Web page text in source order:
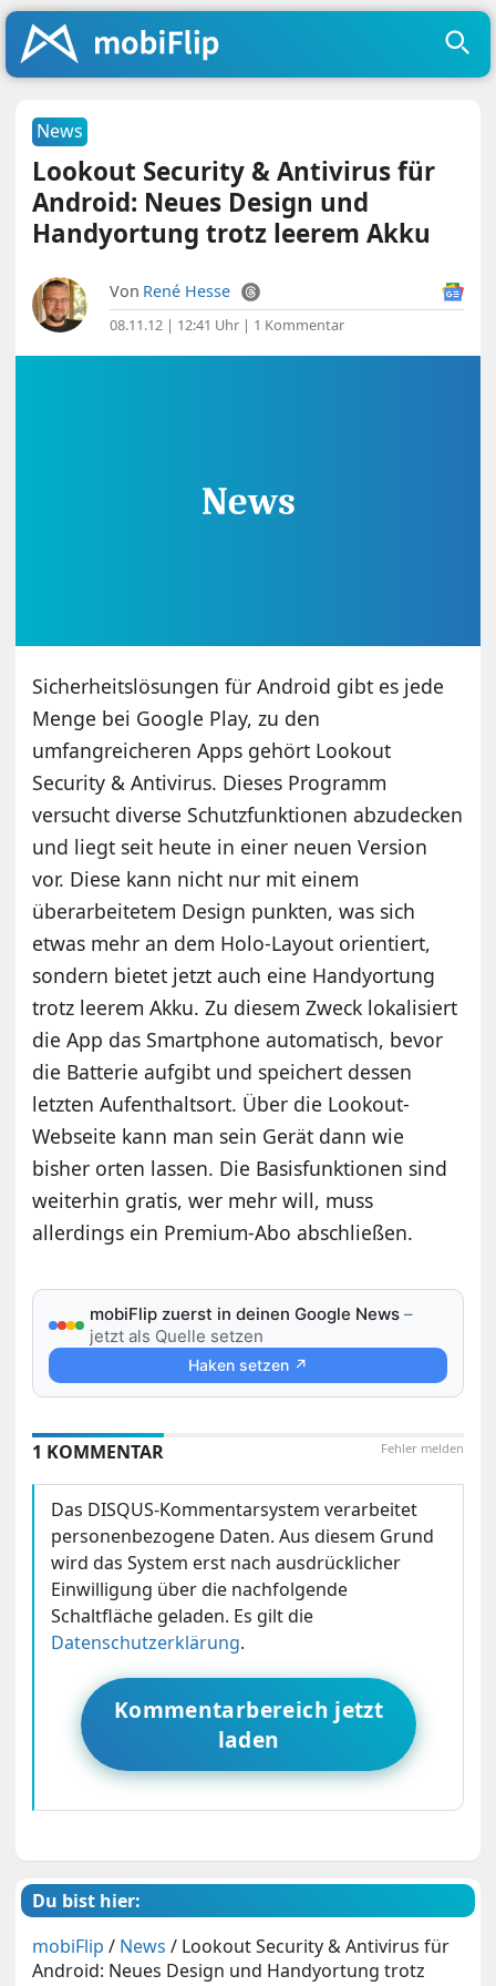
News
Lookout Security & Antivirus für
Android: Neues Design und
Handyortung trotz leerem Akku
Von René Hesse
08.11.12 | 12:41 Uhr | 1 Kommentar
Sicherheitslösungen für Android gibt es jede
Menge bei Google Play, zu den
umfangreicheren Apps gehört Lookout
Security & Antivirus. Dieses Programm
versucht diverse Schutzfunktionen abzudecken
und liegt seit heute in einer neuen Version
vor. Diese kann nicht nur mit einem
überarbeitetem Design punkten, was sich
etwas mehr an dem Holo-Layout orientiert,
sondern bietet jetzt auch eine Handyortung
trotz leerem Akku. Zu diesem Zweck lokalisiert
die App das Smartphone automatisch, bevor
die Batterie aufgibt und speichert dessen
letzten Aufenthaltsort. Über die Lookout-
Webseite kann man sein Gerät dann wie
bisher orten lassen. Die Basisfunktionen sind
weiterhin gratis, wer mehr will, muss
allerdings ein Premium-Abo abschließen.
mobiFlip zuerst in deinen Google News –
jetzt als Quelle setzen
Haken setzen ↗
Fehler melden
1 KOMMENTAR
Das DISQUS-Kommentarsystem verarbeitet
personenbezogene Daten. Aus diesem Grund
wird das System erst nach ausdrücklicher
Einwilligung über die nachfolgende
Schaltfläche geladen. Es gilt die
Datenschutzerklärung.
Kommentarbereich jetzt
laden
Du bist hier:
mobiFlip / News / Lookout Security & Antivirus für
Android: Neues Design und Handyortung trotz